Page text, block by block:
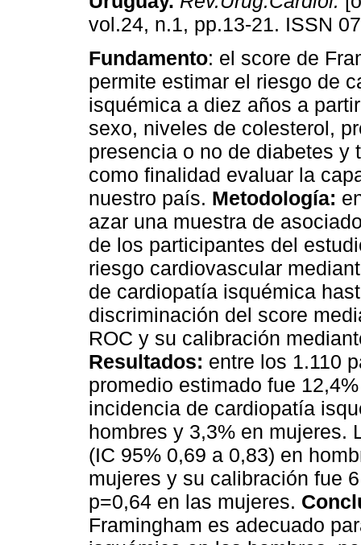
vol.24, n.1, pp.13-21. ISSN
Fundamento: el score de
permite estimar el riesgo de
isquémica a diez años a
sexo, niveles de colesterol,
presencia o no de diabetes y
como finalidad evaluar la
nuestro país. Metodología:
azar una muestra de
de los participantes del
riesgo cardiovascular
de cardiopatía isquémica
discriminación del score
ROC y su calibración
Resultados: entre los 1.110
promedio estimado fue
incidencia de cardiopatía
hombres y 3,3% en mujeres.
(IC 95% 0,69 a 0,83) en
mujeres y su calibración fue
p=0,64 en las mujeres.
Framingham es adecuado